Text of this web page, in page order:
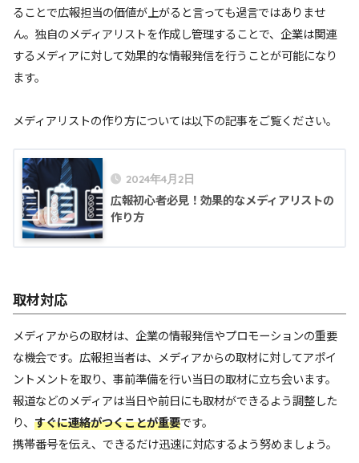
ることで広報担当の価値が上がると言っても過言ではありませ
ん。独自のメディアリストを作成し管理することで、企業は関連
するメディアに対して効果的な情報発信を行うことが可能になり
ます。
メディアリストの作り方については以下の記事をご覧ください。
2024年4月2日
広報初心者必見！効果的なメディアリストの
作り方
取材対応
メディアからの取材は、企業の情報発信やプロモーションの重要
な機会です。広報担当者は、メディアからの取材に対してアポイ
ントメントを取り、事前準備を行い当日の取材に立ち会います。
報道などのメディアは当日や前日にも取材ができるよう調整した
り、 すぐに連絡がつくことが重要です。
携帯番号を伝え、できるだけ迅速に対応するよう努めましょう。